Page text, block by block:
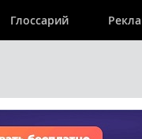
Глоссарий